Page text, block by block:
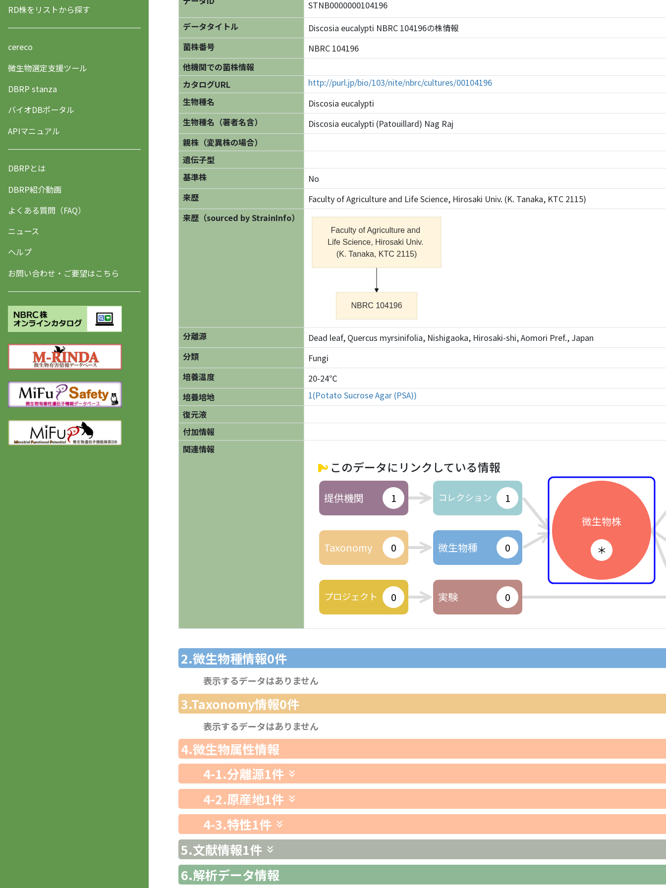
RD株をリストから探す
cereco
微生物選定支援ツール
DBRP stanza
バイオDBポータル
APIマニュアル
DBRPとは
DBRP紹介動画
よくある質問（FAQ）
ニュース
ヘルプ
お問い合わせ・ご要望はこちら
STNB0000000104196
データタイトル
Discosia eucalypti NBRC 104196の株情報
菌株番号
NBRC 104196
他機関での菌株情報
カタログURL
http://purl.jp/bio/103/nite/nbrc/cultures/00104196
生物種名
Discosia eucalypti
生物種名（著者名含）
Discosia eucalypti (Patouillard) Nag Raj
親株（変異株の場合）
遺伝子型
基準株
No
来歴
Faculty of Agriculture and Life Science, Hirosaki Univ. (K. Tanaka, KTC 2115)
来歴（sourced by StrainInfo）
分離源
Dead leaf, Quercus myrsinifolia, Nishigaoka, Hirosaki-shi, Aomori Pref., Japan
分類
Fungi
培養温度
20-24℃
培養培地
1(Potato Sucrose Agar (PSA))
復元液
付加情報
関連情報
このデータにリンクしている情報
提供機関 1
Taxonomy 0
プロジェクト 0
コレクション 1
微生物種 0
実験 0
微生物株
＊
2.微生物種情報0件
表示するデータはありません
3.Taxonomy情報0件
表示するデータはありません
4.微生物属性情報
4-1.分離源1件
4-2.原産地1件
4-3.特性1件
5.文献情報1件
6.解析データ情報